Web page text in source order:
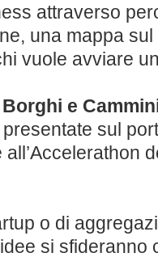
attraverso
una mappa
vuole avviare
e
sul
o di
si sfideranno